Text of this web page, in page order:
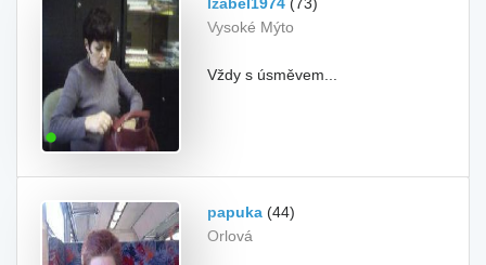
Vysoké Mýto
Vždy s úsměvem...
papuka (44)
Orlová